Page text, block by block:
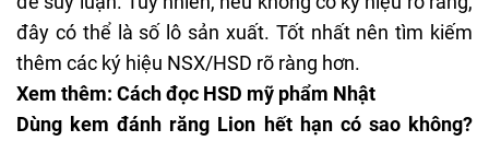
đây có thể là số lô sản xuất. Tốt nhất nên tìm kiếm
thêm các ký hiệu NSX/HSD rõ ràng hơn.
Xem thêm: Cách đọc HSD mỹ phẩm Nhật
Dùng kem đánh răng Lion hết hạn có sao không?